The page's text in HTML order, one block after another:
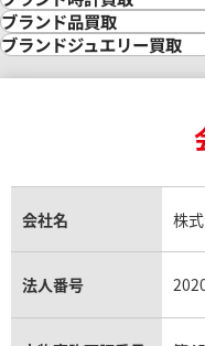
金の参考買取価格一覧
インゴット買取
インゴットの相場価格情報
24金買取
金貨買取
貴金属買取
銀・シルバー買取
パラジウム買取
ダイヤモンド買取
ダイヤモンド・宝石の参
リング・結婚指輪買取
エメラルド買取
トパーズ買取
タンザナイト買取
キャッツアイ買取
時計買取
ロレックス買取
ロレックス デイトナ買取
ロレックス サブマリーナ
ロレックス エクスプロー
ロレックス デイトジャス
パテック フィリップノー
ヴァシュロン・コンスタ
ブランド品買取
ブランド買取
シャネル マトラッセ買取
セリーヌ買取
ブランドジュエリー買取
ヴァンクリーフ＆アーペル
ショーメ買取
ダミアーニ買取
会社名 株
法人番号